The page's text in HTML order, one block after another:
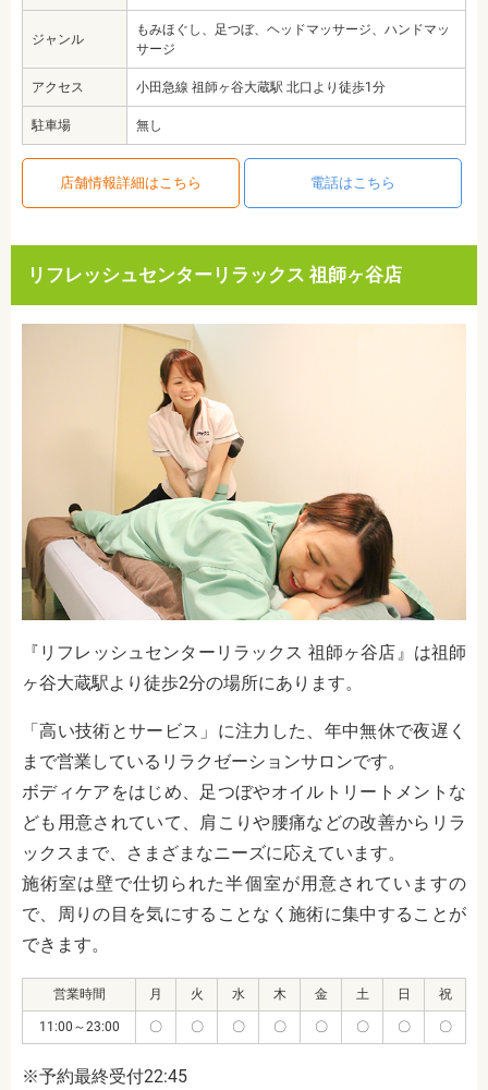
ジャンル
もみほぐし、足つぼ、ヘッドマッサージ、ハンドマッ
サージ
アクセス 小田急線 祖師ヶ谷大蔵駅 北口より徒歩1分
駐車場 無し
店舗情報詳細はこちら 電話はこちら
リフレッシュセンターリラックス 祖師ヶ谷店
『リフレッシュセンターリラックス 祖師ヶ谷店』は祖師
ヶ谷大蔵駅より徒歩2分の場所にあります。
「高い技術とサービス」に注力した、年中無休で夜遅く
まで営業しているリラクゼーションサロンです。
ボディケアをはじめ、足つぼやオイルトリートメントな
ども用意されていて、肩こりや腰痛などの改善からリラ
ックスまで、さまざまなニーズに応えています。
施術室は壁で仕切られた半個室が用意されていますの
で、周りの目を気にすることなく施術に集中することが
できます。
営業時間 月 火 水 木 金 土 日 祝
11:00～23:00 〇 〇 〇 〇 〇 〇 〇 〇
※予約最終受付22:45